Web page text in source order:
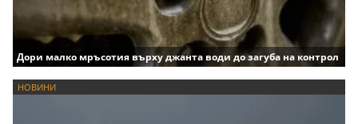
Дори малко мръсотия върху джанта води до загуба на контрол
НОВИНИ